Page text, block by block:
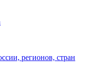
регионов, стран